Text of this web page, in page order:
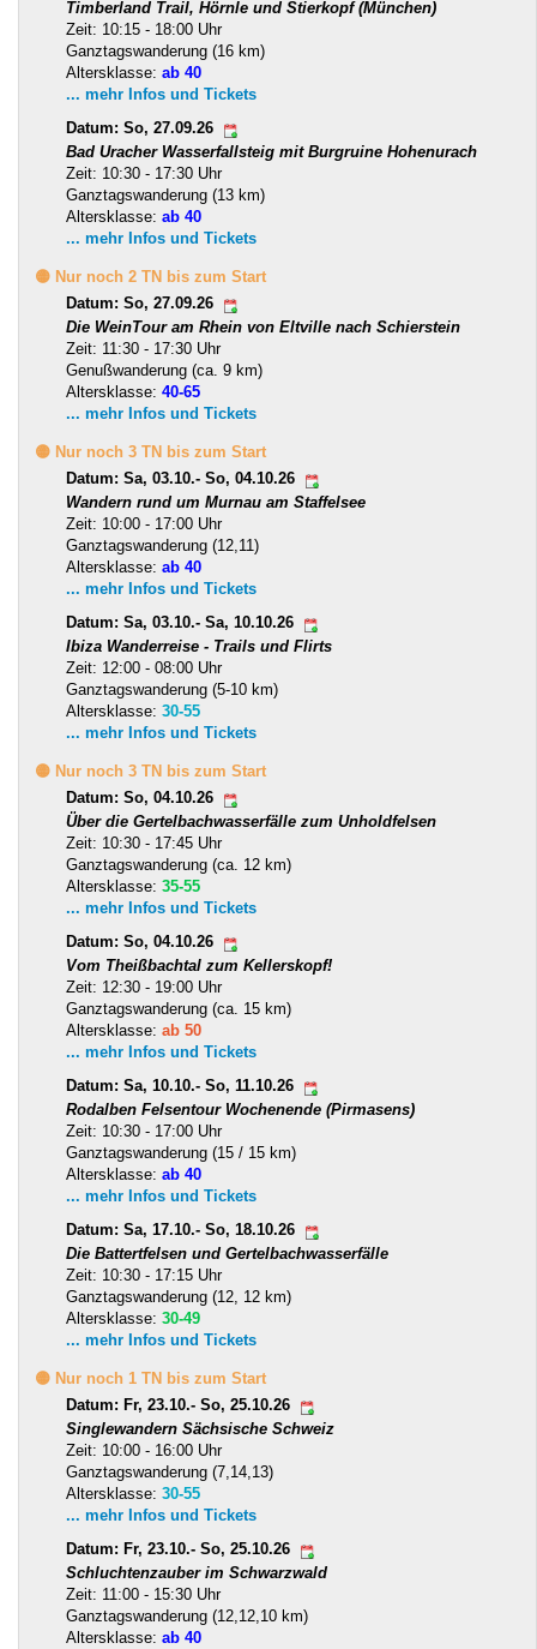
Timberland Trail, Hörnle und Stierkopf (München)
Zeit: 10:15 - 18:00 Uhr
Ganztagswanderung (16 km)
Altersklasse: ab 40
... mehr Infos und Tickets
Datum: So, 27.09.26
Bad Uracher Wasserfallsteig mit Burgruine Hohenurach
Zeit: 10:30 - 17:30 Uhr
Ganztagswanderung (13 km)
Altersklasse: ab 40
... mehr Infos und Tickets
🟡 Nur noch 2 TN bis zum Start
Datum: So, 27.09.26
Die WeinTour am Rhein von Eltville nach Schierstein
Zeit: 11:30 - 17:30 Uhr
Genußwanderung (ca. 9 km)
Altersklasse: 40-65
... mehr Infos und Tickets
🟡 Nur noch 3 TN bis zum Start
Datum: Sa, 03.10.- So, 04.10.26
Wandern rund um Murnau am Staffelsee
Zeit: 10:00 - 17:00 Uhr
Ganztagswanderung (12,11)
Altersklasse: ab 40
... mehr Infos und Tickets
Datum: Sa, 03.10.- Sa, 10.10.26
Ibiza Wanderreise - Trails und Flirts
Zeit: 12:00 - 08:00 Uhr
Ganztagswanderung (5-10 km)
Altersklasse: 30-55
... mehr Infos und Tickets
🟡 Nur noch 3 TN bis zum Start
Datum: So, 04.10.26
Über die Gertelbachwasserfälle zum Unholdfelsen
Zeit: 10:30 - 17:45 Uhr
Ganztagswanderung (ca. 12 km)
Altersklasse: 35-55
... mehr Infos und Tickets
Datum: So, 04.10.26
Vom Theißbachtal zum Kellerskopf!
Zeit: 12:30 - 19:00 Uhr
Ganztagswanderung (ca. 15 km)
Altersklasse: ab 50
... mehr Infos und Tickets
Datum: Sa, 10.10.- So, 11.10.26
Rodalben Felsentour Wochenende (Pirmasens)
Zeit: 10:30 - 17:00 Uhr
Ganztagswanderung (15 / 15 km)
Altersklasse: ab 40
... mehr Infos und Tickets
Datum: Sa, 17.10.- So, 18.10.26
Die Battertfelsen und Gertelbachwasserfälle
Zeit: 10:30 - 17:15 Uhr
Ganztagswanderung (12, 12 km)
Altersklasse: 30-49
... mehr Infos und Tickets
🟡 Nur noch 1 TN bis zum Start
Datum: Fr, 23.10.- So, 25.10.26
Singlewandern Sächsische Schweiz
Zeit: 10:00 - 16:00 Uhr
Ganztagswanderung (7,14,13)
Altersklasse: 30-55
... mehr Infos und Tickets
Datum: Fr, 23.10.- So, 25.10.26
Schluchtenzauber im Schwarzwald
Zeit: 11:00 - 15:30 Uhr
Ganztagswanderung (12,12,10 km)
Altersklasse: ab 40